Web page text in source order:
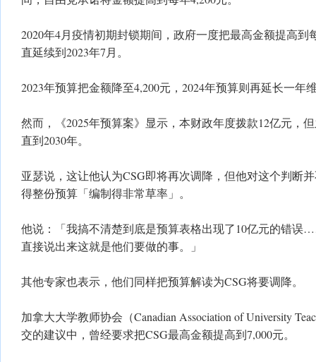
2020年4月疫情初期封锁期间，政府一度把最高金额提高到
直延续到2023年7月。
2023年预算把金额降至4,200元，2024年预算则再延长一年
然而，《2025年预算案》显示，本财政年度拨款12亿元，
直到2030年。
亚瑟说，这让他认为CSG即将再次调降，但他对这个判断
得整份预算「编制得非常草率」。
他说：「我搞不清楚到底是预算表格出现了10亿元的错
直接说出来这就是他们要做的事。」
其他专家也表示，他们同样把预算解读为CSG将要调降。
加拿大大学教师协会（Canadian Association of University
交的建议中，曾经要求把CSG最高金额提高到7,000元。